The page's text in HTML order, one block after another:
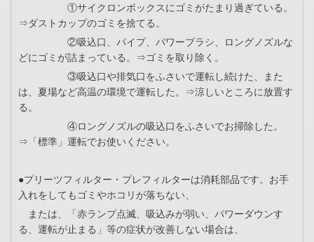
①サイクロンボックスにゴミがたまり過ぎている。
⇒ダストカップのゴミを捨てる。
②吸込口、パイプ、パワーブラシ、ロングノズルな
どにゴミが詰まっている。⇒ゴミを取り除く。
③吸込口や排気口をふさいで運転し続けた、また
は、夏場など高温の環境で運転した。⇒涼しいところに放置す
る。
④ロングノズルの吸込口をふさいでお掃除した。
⇒「標準」運転でお使いください。
●プリーツフィルター・プレフィルターは消耗部品です。お手
入れをしてもゴミやホコリが落ちない、
または、「赤ランプ点滅、吸込みが弱い、パワーダウンす
る、運転が止まる」等の症状が改善しない場合は、